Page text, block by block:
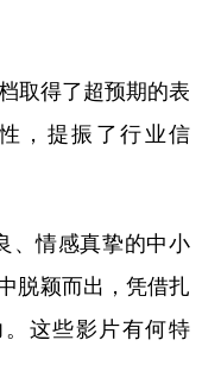
江苏
江西
湖南
取得了超预期的表
，提振了行业信
情感真挚的中小
脱颖而出，凭借扎
这些影片有何特